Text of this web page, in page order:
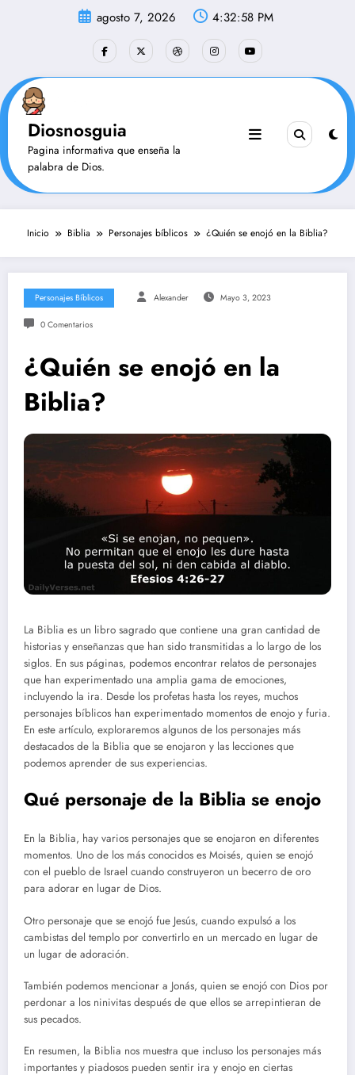
agosto 7, 2026 4:32:59 PM
Diosnosguia
Pagina informativa que enseña la
palabra de Dios.
Inicio Biblia Personajes bíblicos ¿Quién se enojó en la Biblia?
Personajes Bíblicos Alexander Mayo 3, 2023
0 Comentarios
¿Quién se enojó en la
Biblia?
La Biblia es un libro sagrado que contiene una gran cantidad de
historias y enseñanzas que han sido transmitidas a lo largo de los
siglos. En sus páginas, podemos encontrar relatos de personajes
que han experimentado una amplia gama de emociones,
incluyendo la ira. Desde los profetas hasta los reyes, muchos
personajes bíblicos han experimentado momentos de enojo y furia.
En este artículo, exploraremos algunos de los personajes más
destacados de la Biblia que se enojaron y las lecciones que
podemos aprender de sus experiencias.
Qué personaje de la Biblia se enojo
En la Biblia, hay varios personajes que se enojaron en diferentes
momentos. Uno de los más conocidos es Moisés, quien se enojó
con el pueblo de Israel cuando construyeron un becerro de oro
para adorar en lugar de Dios.
Otro personaje que se enojó fue Jesús, cuando expulsó a los
cambistas del templo por convertirlo en un mercado en lugar de
un lugar de adoración.
También podemos mencionar a Jonás, quien se enojó con Dios por
perdonar a los ninivitas después de que ellos se arrepintieran de
sus pecados.
En resumen, la Biblia nos muestra que incluso los personajes más
importantes y piadosos pueden sentir ira y enojo en ciertas